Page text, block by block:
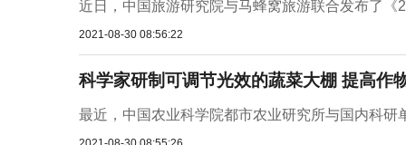
近日，中国旅游研究院与马蜂窝旅游联合发布了
2021-08-30 08:56:22
科学家研制可调节光效的蔬菜大棚 提高作
最近，中国农业科学院都市农业研究所与国内科